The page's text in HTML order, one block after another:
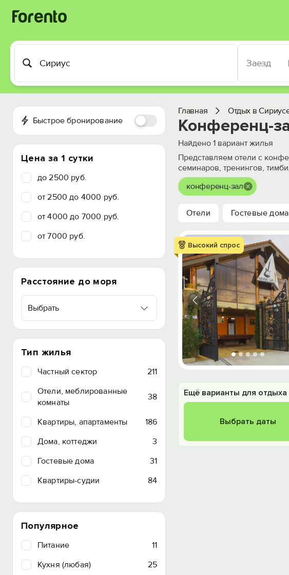
Быстрое бронирование
Цена за 1 сутки
до 2500 руб.
от 2500 до 4000 руб.
от 4000 до 7000 руб.
от 7000 руб.
Расстояние до моря
Выбрать
Тип жилья
Частный сектор
211
Отели, меблированные
комнаты
38
Квартиры, апартаменты
186
Дома, коттеджи
3
Гостевые дома
31
Квартиры-судии
84
Популярное
Питание
11
Кухня (любая)
25
Главная Отдых в
Конференц-
Найдено 1 вариант жилья
Представляем отели с
семинаров, тренингов,
конференц-зал
Отели Гостевые дома
Высокий спрос
Ещё варианты для отдыха
Выбрать даты